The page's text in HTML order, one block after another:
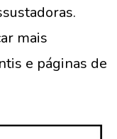
mais
e páginas de